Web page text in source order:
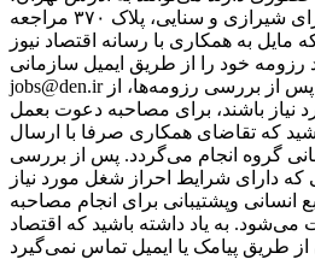
خیابان مطهری، بین میرزای شیرازی و سنایی، پلاک ۳۷۰ مراجعه
مایل به همکاری با رسانه‌ اقتصاد نیوز
رزومه خود را از طریق ایمیل سازمانی
jobs@den.ir تکمیل و ارسال نمایند. پس از بررسی رزومه‌ها، از
نیاز باشند، برای مصاحبه دعوت بعمل
که تقاضای همکاری صرفا با ارسال
گروه انجام می‌گردد. پس از بررسی
که دارای شرایط احراز شغل مورد نیاز
انسانی وپشتیبانی برای انجام مصاحبه
به یاد داشته باشید که اقتصاد